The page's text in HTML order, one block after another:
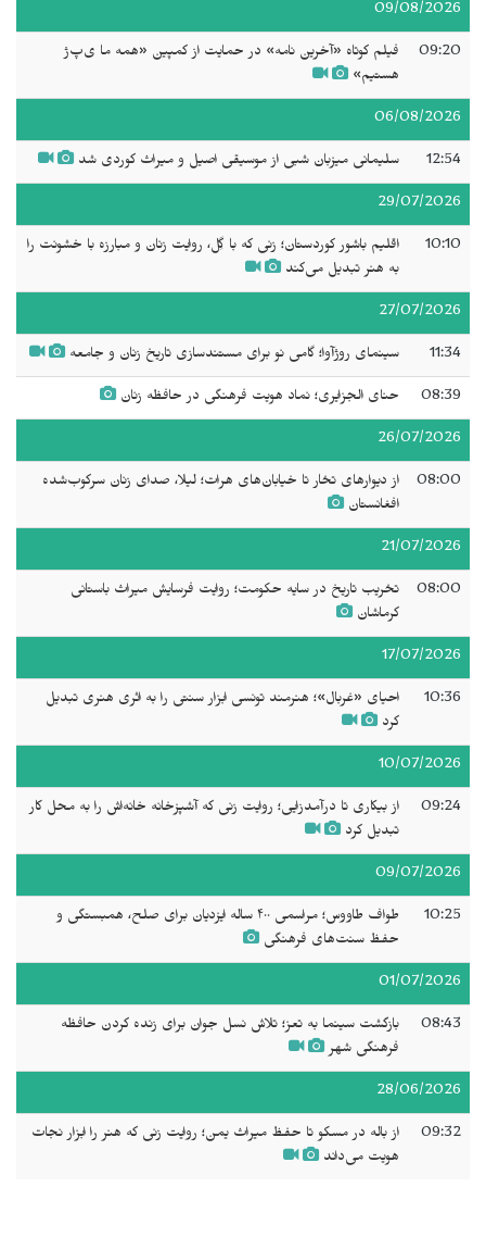
09/08/2026
09:20
فیلم کوتاه «آخرین نامه» در حمایت از کمپین «همه ما ی‌پ‌ژ
هستیم»
06/08/2026
12:54 سلیمانی میزبان شبی از موسیقی اصیل و میراث کوردی شد
29/07/2026
10:10
اقلیم باشور کوردستان؛ زنی که با گِل، روایت زنان و مبارزه با خشونت را
به هنر تبدیل می‌کند
27/07/2026
11:34 سینمای روژآوا؛ گامی نو برای مستندسازی تاریخ زنان و جامعه
08:39 حنای الجزایری؛ نماد هویت فرهنگی در حافظه زنان
26/07/2026
08:00
از دیوارهای تخار تا خیابان‌های هرات؛ لیلا، صدای زنان سرکوب‌شده
افغانستان
21/07/2026
08:00
تخریب تاریخ در سایه حکومت؛ روایت فرسایش میراث باستانی
کرماشان
17/07/2026
10:36
احیای «غربال»؛ هنرمند تونسی ابزار سنتی را به اثری هنری تبدیل
کرد
10/07/2026
09:24
از بیکاری تا درآمدزایی؛ روایت زنی که آشپزخانه خانه‌اش را به محل کار
تبدیل کرد
09/07/2026
10:25
طواف طاووس؛ مراسمی ۴۰۰ ساله ایزدیان برای صلح، همبستگی و
حفظ سنت‌های فرهنگی
01/07/2026
08:43
بازگشت سینما به تعز؛ تلاش نسل جوان برای زنده کردن حافظه
فرهنگی شهر
28/06/2026
09:32
از باله در مسکو تا حفظ میراث یمن؛ روایت زنی که هنر را ابزار نجات
هویت می‌داند